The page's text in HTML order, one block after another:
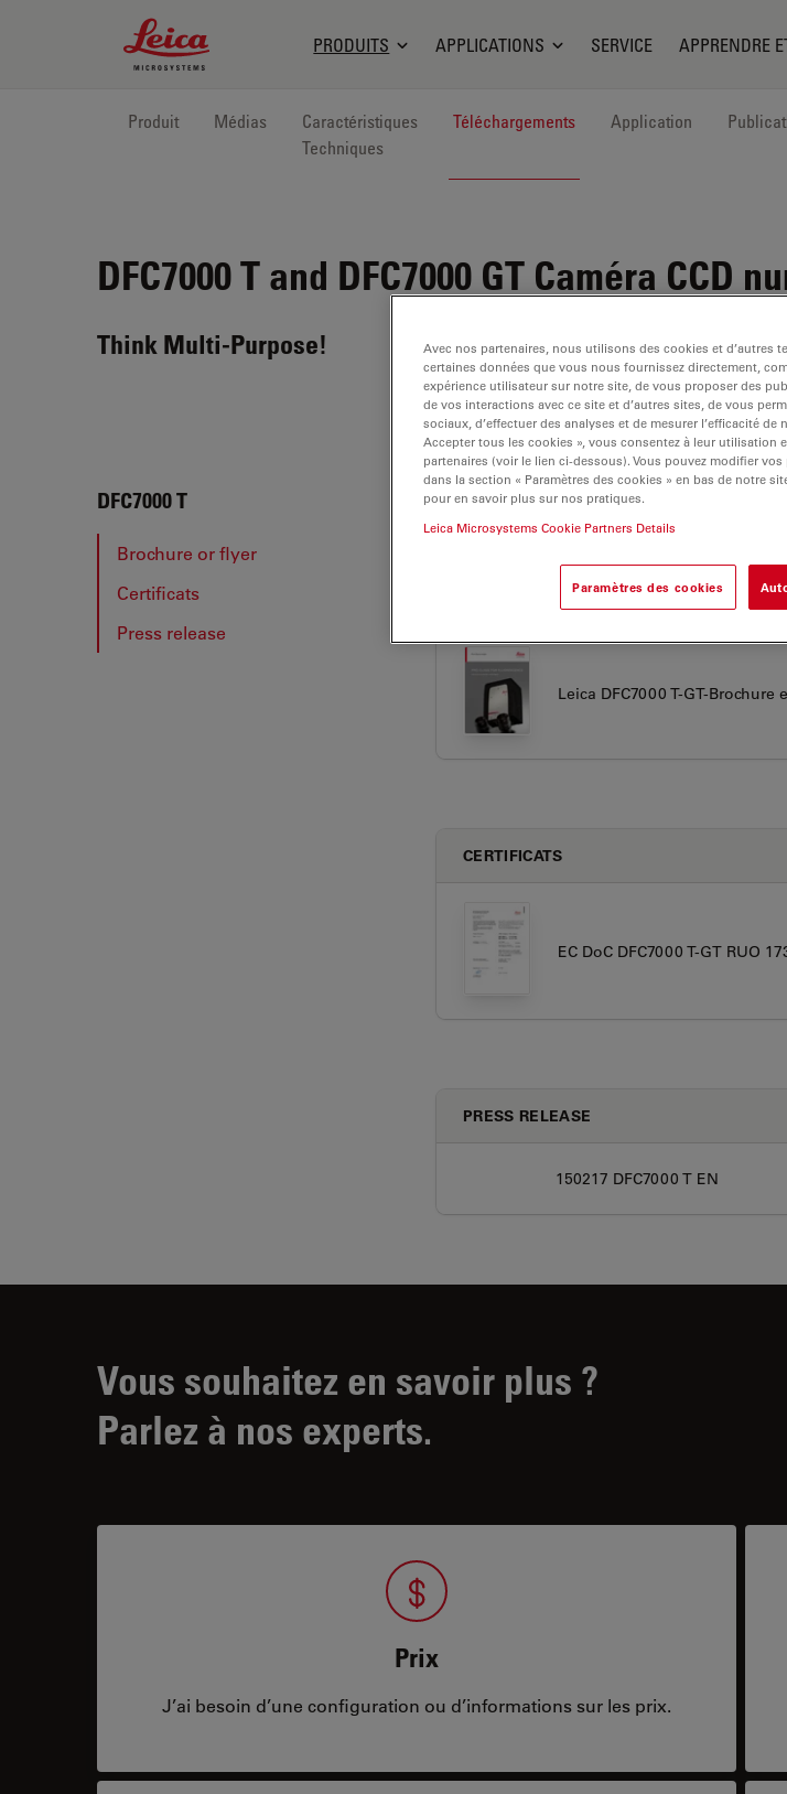
Leica Microsystems Logo
PRODUITS APPLICATIONS SERVICE APPRENDRE
Produit Médias
Caractéristiques
Techniques
Téléchargements Application
DFC7000 T and DFC7000 GT Caméra CCD
Think Multi-Purpose!
DFC7000 T
Brochure or flyer
Certificats
Press release
DFC7000 T
BROCHURE OR FLYER
Leica DFC7000 T-GT-Brochure
CERTIFICATS
EC DoC DFC7000 T-GT RUO
PRESS RELEASE
150217 DFC7000 T EN
Vous souhaitez en savoir plus ?
Parlez à nos experts.
Prix
J’ai besoin d’une configuration ou d’informations sur les prix.
Avec nos partenaires, nous utilisons des cookies et d’autres
certaines données que vous nous fournissez directement,
expérience utilisateur sur notre site, de vous proposer des
de vos interactions avec ce site et d’autres sites, de vous
sociaux, d’effectuer des analyses et de mesurer l’efficacité
Accepter tous les cookies », vous consentez à leur utilisation
partenaires (voir le lien ci-dessous). Vous pouvez modifier
dans la section « Paramètres des cookies » en bas de notre
pour en savoir plus sur nos pratiques.
Leica Microsystems Cookie Partners Details
Paramètres des cookies